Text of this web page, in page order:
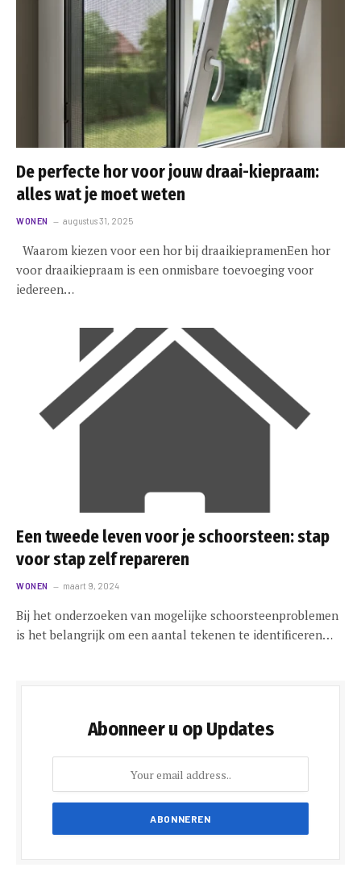
De perfecte hor voor jouw draai-kiepraam:
alles wat je moet weten
WONEN augustus 31, 2025
Waarom kiezen voor een hor bij draaikiepramenEen hor
voor draaikiepraam is een onmisbare toevoeging voor
iedereen…
Een tweede leven voor je schoorsteen: stap
voor stap zelf repareren
WONEN maart 9, 2024
Bij het onderzoeken van mogelijke schoorsteenproblemen
is het belangrijk om een aantal tekenen te identificeren…
Abonneer u op Updates